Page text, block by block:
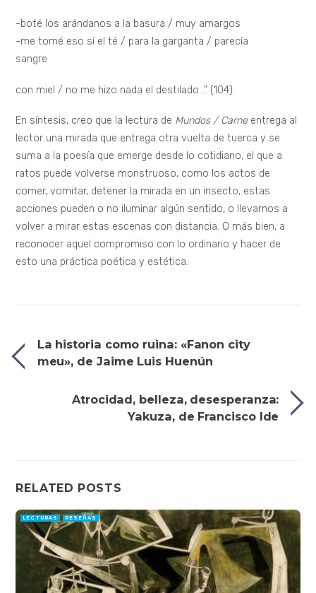
-boté los arándanos a la basura / muy amargos
-me tomé eso sí el té / para la garganta / parecía
sangre
con miel / no me hizo nada el destilado…” (104).
En síntesis, creo que la lectura de Mundos / Carneentrega al
lector una mirada que entrega otra vuelta de tuerca y se
suma a la poesía que emerge desde lo cotidiano, el que a
ratos puede volverse monstruoso, como los actos de
comer, vomitar, detener la mirada en un insecto, estas
acciones pueden o no iluminar algún sentido, o llevarnos a
volver a mirar estas escenas con distancia. O más bien, a
reconocer aquel compromiso con lo ordinario y hacer de
esto una práctica poética y estética.
La historia como ruina: «Fanon city
meu», de Jaime Luis Huenún
Atrocidad, belleza, desesperanza:
Yakuza, de Francisco Ide
RELATED POSTS
LECTURAS RESEÑAS